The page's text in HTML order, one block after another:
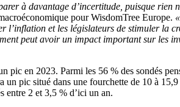
à davantage d’incertitude, puisque rien
pour WisdomTree Europe.
et les législateurs de stimuler la
peut avoir un impact important sur les
pic en 2023. Parmi les 56 % des sondés
pic situé dans une fourchette de 10 à
entre 2 et 3,5 % d’ici un an.